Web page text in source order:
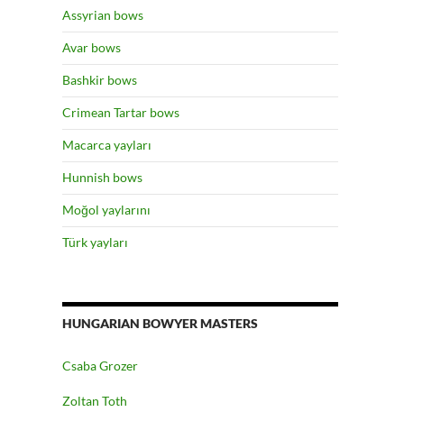
Assyrian bows
Avar bows
Bashkir bows
Crimean Tartar bows
Macarca yayları
Hunnish bows
Moğol yaylarını
Türk yayları
HUNGARIAN BOWYER MASTERS
Csaba Grozer
Zoltan Toth